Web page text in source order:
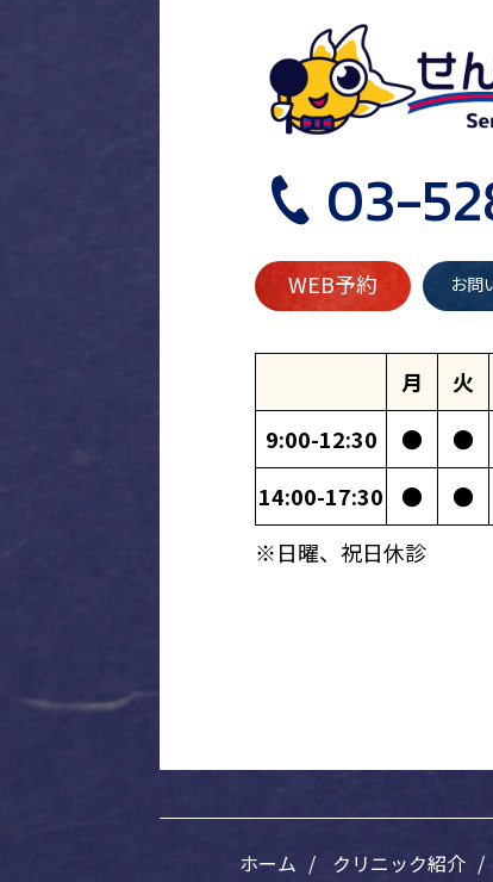
03-
WEB予約 お問
月 火
9:00-12:30
● ●
14:00-17:30
● ●
※日曜、祝日休診
ホーム クリニック紹介